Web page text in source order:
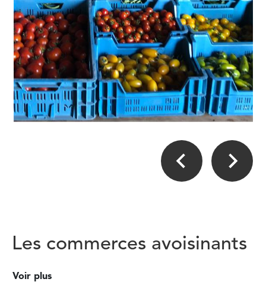
Les commerces avoisinants
Voir plus